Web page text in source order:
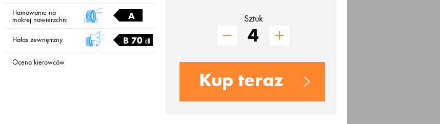
Hamowanie na
mokrej nawierzchni
A
Hałas zewnętrzny B 70 dB
Ocena kierowców
Sztuk
Kup teraz